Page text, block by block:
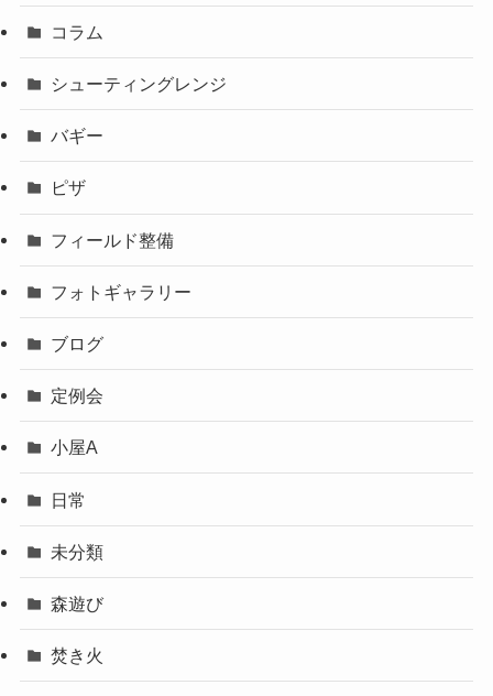
コラム
シューティングレンジ
バギー
ピザ
フィールド整備
フォトギャラリー
ブログ
定例会
小屋A
日常
未分類
森遊び
焚き火